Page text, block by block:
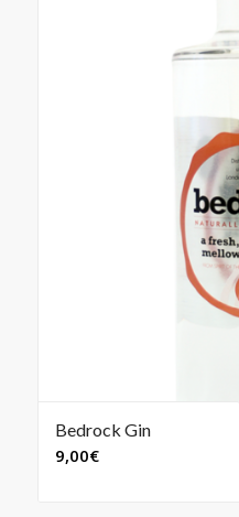
Bedrock Gin
9,00€